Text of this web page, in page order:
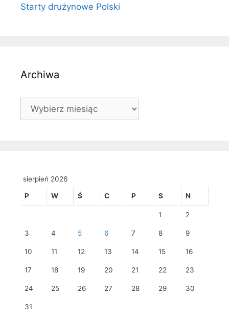
Starty drużynowe Polski
Archiwa
Archiwa
sierpień 2026
P W Ś C P S N
1 2
3 4 5 6 7 8 9
10 11 12 13 14 15 16
17 18 19 20 21 22 23
24 25 26 27 28 29 30
31